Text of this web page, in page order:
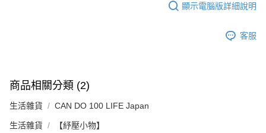
顯示電腦版詳細說明
客服
商品相關分類 (2)
生活雜貨 CAN DO 100 LIFE Japan
生活雜貨 【紓壓小物】